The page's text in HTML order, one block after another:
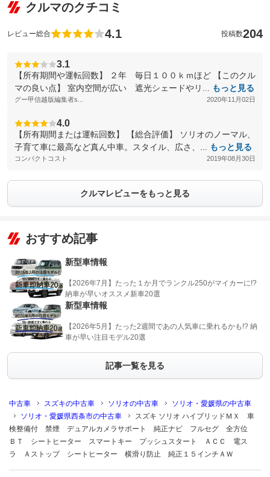
クルマのクチコミ
レビュー総合 4.1 投稿数204
3.1
【所有期間や運転回数】 ２年 毎日１００ｋｍほど 【このクル
マの良い点】 室内空間が広い 遮光シェードやリ...
もっと見る
グー甲信越版編集者s... 2020年11月02日
4.0
【所有期間または運転回数】 【総合評価】 ソリオのノーマル、
子育て車に最高など真ん中車。スタイル、広さ、...
もっと見る
コンパクトコスト 2019年08月30日
クルマレビューをもっと見る
おすすめ記事
新型車情報
【2026年7月】たった１か月でランクル250がマイカーに!?
納車が早いオススメ新車20選
新型車情報
【2026年5月】たった2週間であの人気車に乗れるかも!? 納
車が早い注目モデル20選
記事一覧を見る
中古車 スズキの中古車 ソリオの中古車
ソリオ・愛媛県の中古車
ソリオ・愛媛県西条市の中古車
スズキ ソリオ ハイブリッドＭＸ 車
検整備付 禁煙 デュアルカメラサポート 純正ナビ フルセグ 全方位
ＢＴ シートヒーター スマートキー プッシュスタート ＡＣＣ 電ス
ラ Ａストップ シートヒーター 横滑り防止 純正１５インチＡＷ